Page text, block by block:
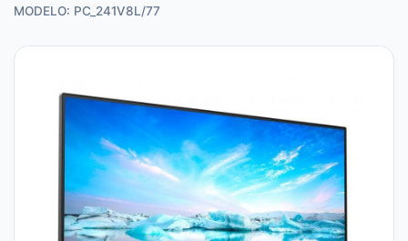
MODELO: PC_241V8L/77